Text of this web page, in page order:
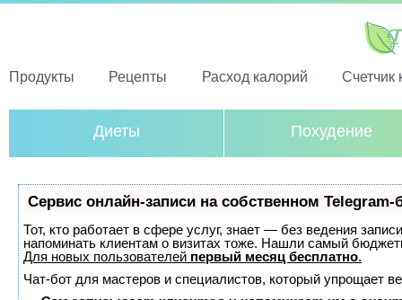
Продукты Рецепты Расход калорий Счетчик
Диеты Похудение
Сервис онлайн-записи на собственном Telegram-
Тот, кто работает в сфере услуг, знает — без ведения
напоминать клиентам о визитах тоже. Нашли самый
Для новых пользователей первый месяц бесплатно.
Чат-бот для мастеров и специалистов, который упрощает